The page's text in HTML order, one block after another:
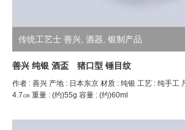
传统工艺士 善兴 酒器 银制产品
善兴 纯银 酒盃 猪口型 锤目纹
作者 : 善兴 产地 : 日本东京 材质 : 纯银 工艺 : 纯手工
4.7㎝ 重量 : (约)55g 容量 : (约)60ml